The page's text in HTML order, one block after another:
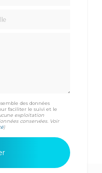
des données
faciliter le suivi et le
exploitation
conservées. Voir
)